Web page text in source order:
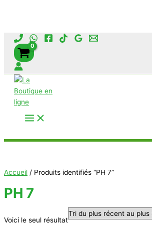
Aller
contenu
Accueil / Produits identifiés “PH 7”
PH 7
Voici le seul résultat